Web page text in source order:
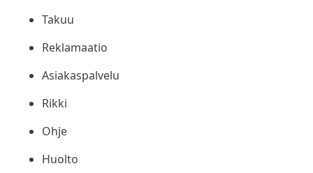
Takuu
Reklamaatio
Asiakaspalvelu
Rikki
Ohje
Huolto